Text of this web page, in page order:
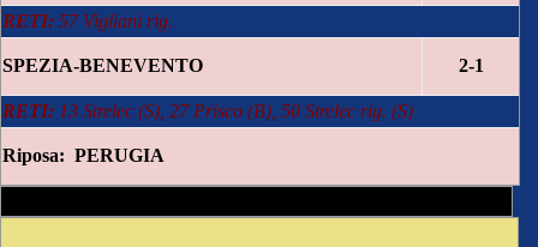
RETI: 57 Vigliani rig.
SPEZIA-BENEVENTO 2-1
RETI: 13 Strelec (S), 27 Prisco (B), 50 Strelec rig. (S)
Riposa: PERUGIA